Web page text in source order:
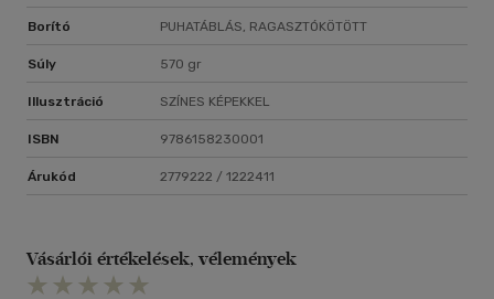
Borító PUHATÁBLÁS, RAGASZTÓKÖTÖTT
Súly 570 gr
Illusztráció SZÍNES KÉPEKKEL
ISBN 9786158230001
Árukód 2779222 / 1222411
Vásárlói értékelések, vélemények